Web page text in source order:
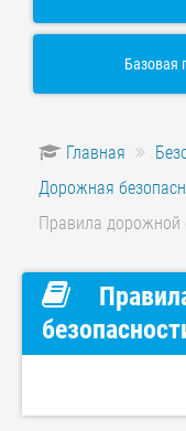
Базовая
Главная
Дорожная
Правила дорожной